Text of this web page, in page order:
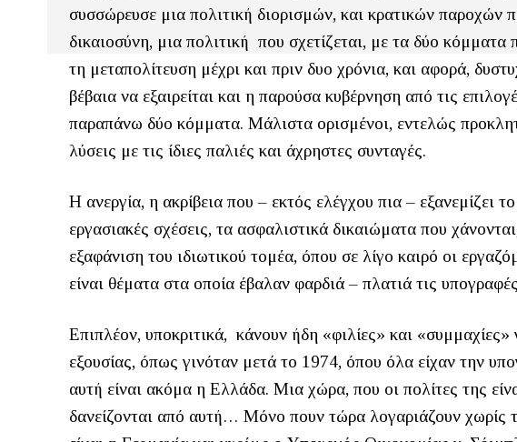
συσσώρευσε μια πολιτική διορισμών, και κρατικών παροχών
δικαιοσύνη, μια πολιτική που σχετίζεται, με τα δύο
τη μεταπολίτευση μέχρι και πριν δυο χρόνια, και αφορά,
βέβαια να εξαιρείται και η παρούσα κυβέρνηση από τις
παραπάνω δύο κόμματα. Μάλιστα ορισμένοι, εντελώς
λύσεις με τις ίδιες παλιές και άχρηστες συνταγές.
Η ανεργία, η ακρίβεια που – εκτός ελέγχου πια – εξανεμίζει
εργασιακές σχέσεις, τα ασφαλιστικά δικαιώματα που
εξαφάνιση του ιδιωτικού τομέα, όπου σε λίγο καιρό οι
είναι θέματα στα οποία έβαλαν φαρδιά – πλατιά τις
Επιπλέον, υποκριτικά, κάνουν ήδη «φιλίες» και
εξουσίας, όπως γινόταν μετά το 1974, όπου όλα είχαν την
αυτή είναι ακόμα η Ελλάδα. Μια χώρα, που οι πολίτες της
δανείζονται από αυτή… Μόνο πουν τώρα λογαριάζουν